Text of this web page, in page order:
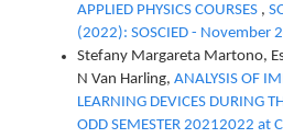
APPLIED PHYSICS COURSES ,
(2022): SOSCIED - November
Stefany Margareta Martono,
N Van Harling, ANALYSIS OF
LEARNING DEVICES DURING
ODD SEMESTER 20212022 at